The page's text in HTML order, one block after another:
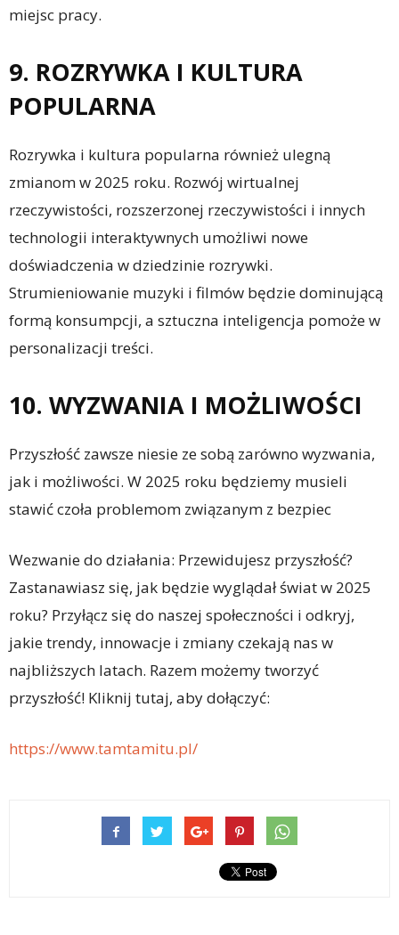
miejsc pracy.
9. ROZRYWKA I KULTURA
POPULARNA
Rozrywka i kultura popularna również ulegną
zmianom w 2025 roku. Rozwój wirtualnej
rzeczywistości, rozszerzonej rzeczywistości i innych
technologii interaktywnych umożliwi nowe
doświadczenia w dziedzinie rozrywki.
Strumieniowanie muzyki i filmów będzie dominującą
formą konsumpcji, a sztuczna inteligencja pomoże w
personalizacji treści.
10. WYZWANIA I MOŻLIWOŚCI
Przyszłość zawsze niesie ze sobą zarówno wyzwania,
jak i możliwości. W 2025 roku będziemy musieli
stawić czoła problemom związanym z bezpiec
Wezwanie do działania: Przewidujesz przyszłość?
Zastanawiasz się, jak będzie wyglądał świat w 2025
roku? Przyłącz się do naszej społeczności i odkryj,
jakie trendy, innowacje i zmiany czekają nas w
najbliższych latach. Razem możemy tworzyć
przyszłość! Kliknij tutaj, aby dołączyć:
https://www.tamtamitu.pl/